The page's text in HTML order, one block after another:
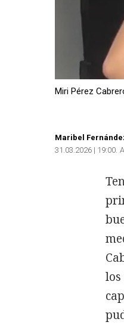
Miri Pérez
Maribel
31.03.2026 | 19:00
los